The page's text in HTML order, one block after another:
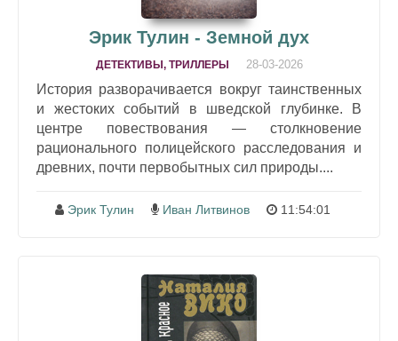
Эрик Тулин - Земной дух
ДЕТЕКТИВЫ, ТРИЛЛЕРЫ 28-03-2026
История разворачивается вокруг таинственных
и жестоких событий в шведской глубинке. В
центре повествования — столкновение
рационального полицейского расследования и
древних, почти первобытных сил природы....
Эрик Тулин Иван Литвинов 11:54:01